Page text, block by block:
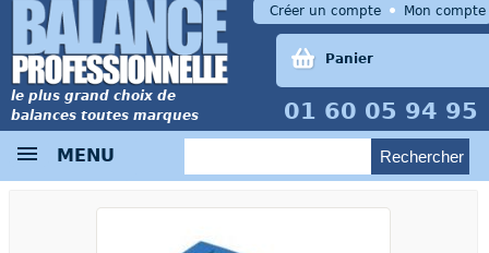
le plus grand choix de
balances toutes marques
01 60 05 94 95
Panier
Créer un compte Mon compte
MENU